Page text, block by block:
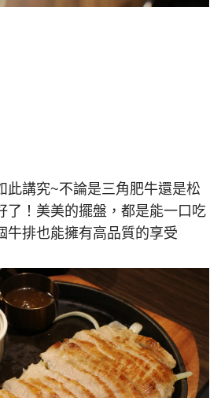
此講究~不論是三角肥牛還是松
了！美美的擺盤，都是能一口吃
牛排也能擁有高品質的享受